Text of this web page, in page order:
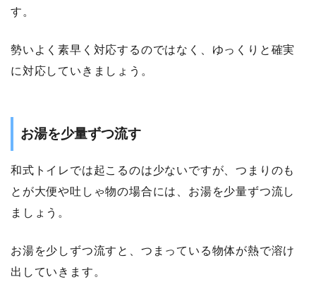
す。
勢いよく素早く対応するのではなく、ゆっくりと確実
に対応していきましょう。
お湯を少量ずつ流す
和式トイレでは起こるのは少ないですが、つまりのも
とが大便や吐しゃ物の場合には、お湯を少量ずつ流し
ましょう。
お湯を少しずつ流すと、つまっている物体が熱で溶け
出していきます。